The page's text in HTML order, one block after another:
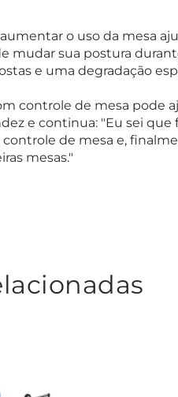
o uso da mesa
mudar sua postura
e uma degradação
controle de mesa pode
e continua: "Eu sei que
de mesa e,
mesas."